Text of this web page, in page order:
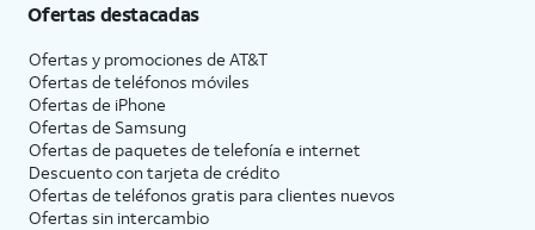
Ofertas destacadas
Ofertas y promociones de AT&T
Ofertas de teléfonos móviles
Ofertas de iPhone
Ofertas de Samsung
Ofertas de paquetes de telefonía e internet
Descuento con tarjeta de crédito
Ofertas de teléfonos gratis para clientes nuevos
Ofertas sin intercambio